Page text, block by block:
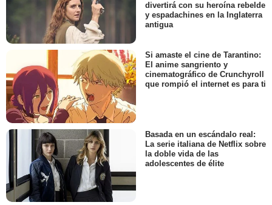
divertirá con su heroína rebelde
y espadachines en la Inglaterra
antigua
Si amaste el cine de Tarantino:
El anime sangriento y
cinematográfico de Crunchyroll
que rompió el internet es para ti
Basada en un escándalo real:
La serie italiana de Netflix sobre
la doble vida de las
adolescentes de élite